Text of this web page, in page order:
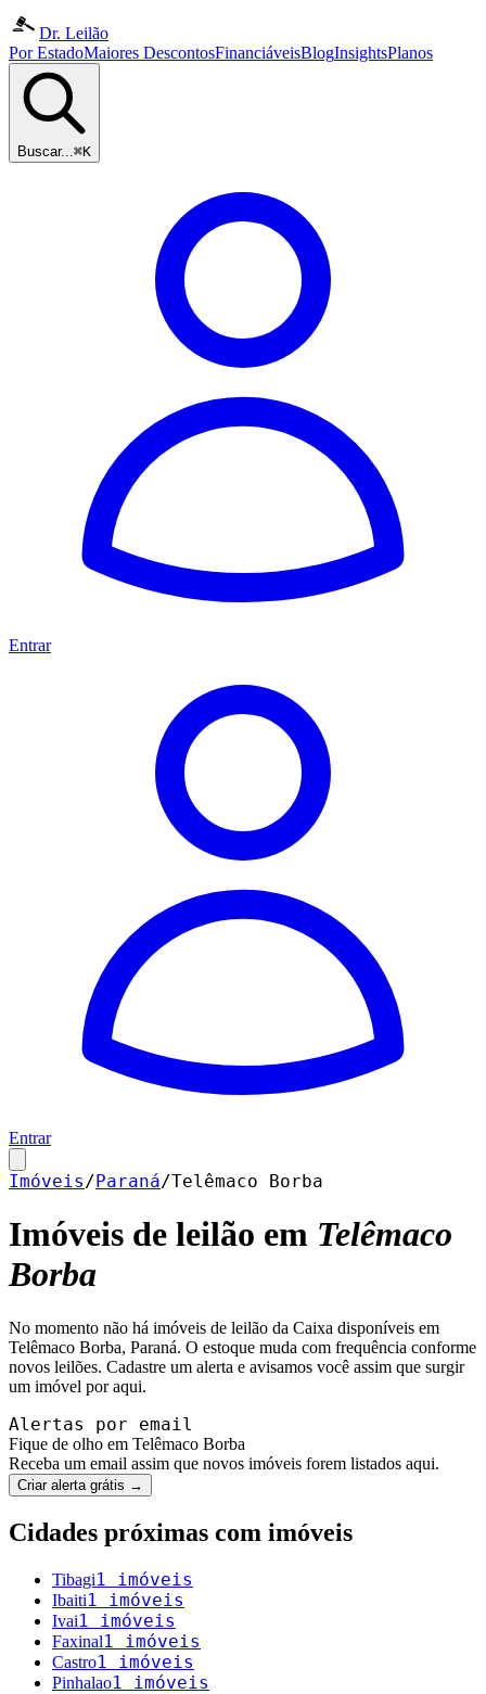
Dr. Leilão
Por EstadoMaiores DescontosFinanciáveisBlogInsightsPlanos
Buscar...⌘K
Entrar
Entrar
Imóveis/Paraná/Telêmaco Borba
Imóveis de leilão em Telêmaco
Borba
No momento não há imóveis de leilão da Caixa disponíveis em
Telêmaco Borba, Paraná. O estoque muda com frequência conforme
novos leilões. Cadastre um alerta e avisamos você assim que surgir
um imóvel por aqui.
Alertas por email
Fique de olho em Telêmaco Borba
Receba um email assim que novos imóveis forem listados aqui.
Criar alerta grátis →
Cidades próximas com imóveis
Tibagi1 imóveis
Ibaiti1 imóveis
Ivai1 imóveis
Faxinal1 imóveis
Castro1 imóveis
Pinhalao1
imóveis